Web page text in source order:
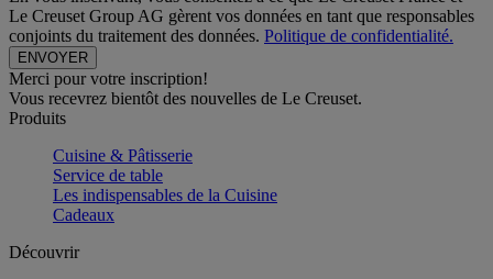
Le Creuset Group AG gèrent vos données en tant que responsables
conjoints du traitement des données. Politique de confidentialité.
Merci pour votre inscription!
Vous recevrez bientôt des nouvelles de Le Creuset.
Produits
Cuisine & Pâtisserie
Service de table
Les indispensables de la Cuisine
Cadeaux
Découvrir